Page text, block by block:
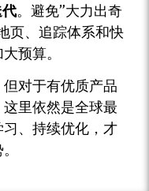
。避免”大力出奇
页、追踪体系和快
预算。
对于有优质产品
里依然是全球最
、持续优化，才